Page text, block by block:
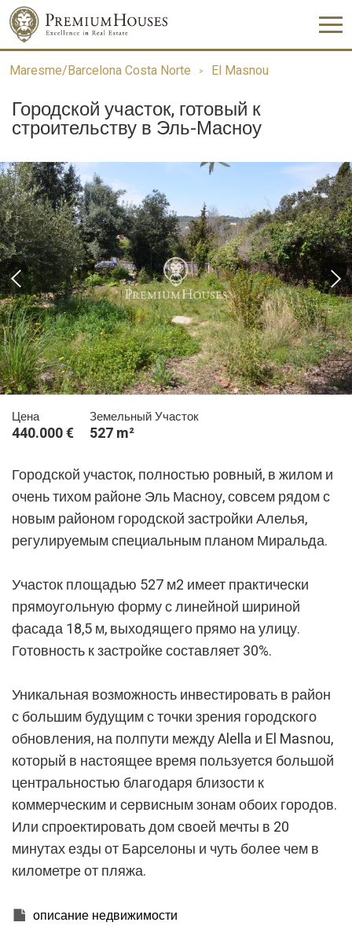
Maresme/Barcelona Costa Norte El Masnou
Городской участок, готовый к
строительству в Эль-Масноу
Цена
440.000 €
Земельный Участок
527 m²
Городской участок, полностью ровный, в жилом и
очень тихом районе Эль Масноу, совсем рядом с
новым районом городской застройки Алелья,
регулируемым специальным планом Миральда.
Участок площадью 527 м2 имеет практически
прямоугольную форму с линейной шириной
фасада 18,5 м, выходящего прямо на улицу.
Готовность к застройке составляет 30%.
Уникальная возможность инвестировать в район
с большим будущим с точки зрения городского
обновления, на полпути между Alella и El Masnou,
который в настоящее время пользуется большой
центральностью благодаря близости к
коммерческим и сервисным зонам обоих городов.
Или спроектировать дом своей мечты в 20
минутах езды от Барселоны и чуть более чем в
километре от пляжа.
описание недвижимости
Изменить куки
Технический и функциональный
Всегда активный
Этот веб-сайт использует собственные файлы cookie
для сбора информации с целью улучшения наших
услуг. Если вы продолжите просмотр, вы соглашаетесь
с их установкой. Пользователь имеет возможность
настроить свой браузер, имея возможность, если он
того пожелает, предотвратить их установку на свой
жесткий диск, хотя он должен помнить, что такое